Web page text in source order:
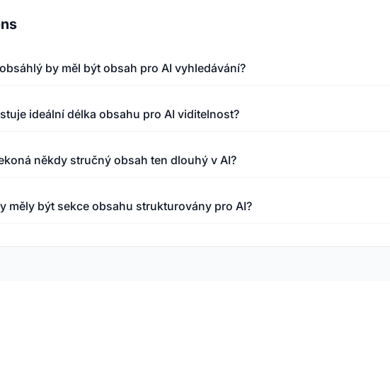
by měl být obsah pro AI vyhledávání?
ideální délka obsahu pro AI viditelnost?
někdy stručný obsah ten dlouhý v AI?
měly být sekce obsahu strukturovány pro AI?